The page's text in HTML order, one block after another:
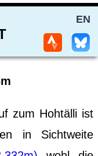
EN
zum Hohtälli ist
in Sichtweite